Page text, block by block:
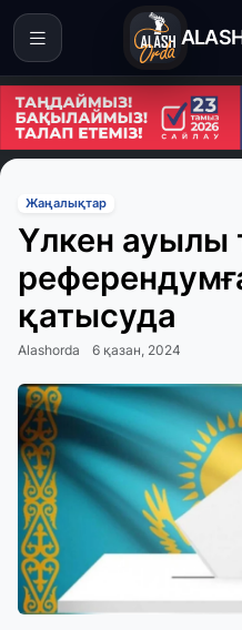
Жаңалықтар
Үлкен ауылы
қатысуда
Alashorda 6 қазан, 2024